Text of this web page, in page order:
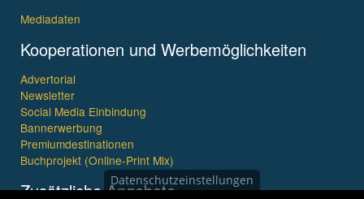
Mediadaten
Kooperationen und Werbemöglichkeiten
Advertorial
Newsletter
Social Media Einbindung
Bannerwerbung
Premiumdestinationen
Buchprojekt (Online-Print Mix)
Zusätzliche AngeboteDatenschutzeinstellungen